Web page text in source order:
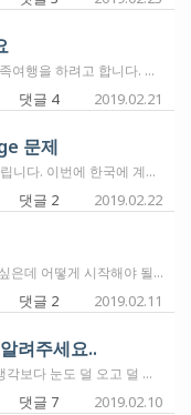
좋을까요? 제가 아직 호텔카드가 없어서요. 여기서 질문이 있는데요. 호텔에서 인원초과시엔 돈을 더 내야하나요? 저희는 기본 6명 +@ 될거같아요. 방을 두개잡아야하면 ㅠㅠ 호텔은 못갈거 같아요. 감사합니다
댓글 4 2019.02.21
문제
대한항공-아시아나(DFW-ICN-PUS)로 분리발권 했을 때, 잘 해줬던 것으로 기억하는데, AA는 NRT에서 짐을 다시 찾아서 다시 붙이라고 하네요ㅠㅠ 영어도 안되시는 분들이 일본어는 더 안되실텐데 가능하실란지 모르겠네요. Stop over 시간은 넉넉히 4시간 정도로 해서 마지막 NRT-PUS은 사쿠라 라운지도 쫌 다녀오시고 하시라고 했긴 했는데 ... 다른 방도가 없는지 궁금합니다^^
댓글 2 2019.02.22
절되었습니다. 현재 제 상황에서 credit score를 쌓기 위해 무엇을 하는게 제일 좋은 방법일까요? 발급이 비교적 쉽다고 하는 discover it credit card를 신청해보는게 좋을지.. secured card를 신청하는게 좋을 지 모르겠습니다. 혹은 다른 추천하는 방법이 있나요? 참고로 박사과정이라 학교 stipend가 매달 들어오긴 하지만 큰 금액은 아닙니다.
댓글 2 2019.02.11
려주세요..
면 되는 거니깐... 아깝 ) 3) 리저브를 2020/3월까지 킵한다 4) 2021년 5/24 풀리면서 프리더프 오픈 하고 일년 쓰고 캔슬 다름 2022년 리저브 신청한다 이게 가능한걸까여? 5) 두가지 다 가지고 있지 못하기 떄문에 5/24가 풀려도 제가 프리퍼드 쓰고 캔슬한 다름 리저브를 오픈한다 해도 못 받을 가능성이 있는건가요? 이도 저도 아니다 싶음 리저브가 더 매력이거든요 연회비 450불에 300 크레딧 일년 150불이라 하지만 어차피 프리퍼드도 95불 내기 떄문에 50불 더 내고 가지고 있는게 맞는것인데 처닝으론 알래스카 말곤 해본것이 없어서.....그넘에 5/24떄문에 체이스는 카드는 뭘 할수가 없네요..췟췟 ..버리자고 하자니 아까운 체이스 아시는분 좀 알려주세요.... 감사합니다 좋은 주말 되세요 !
댓글 7 2019.02.10